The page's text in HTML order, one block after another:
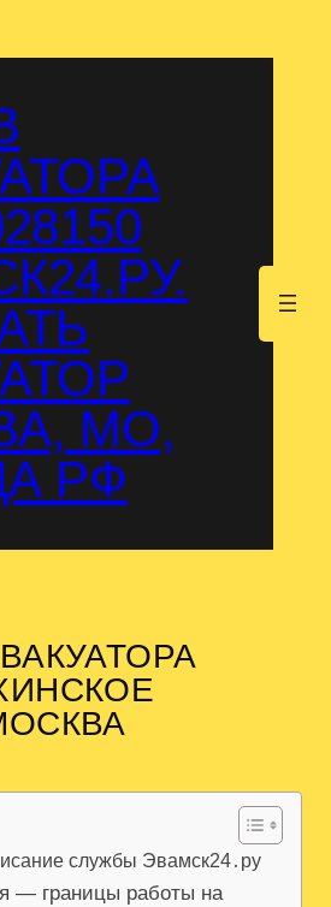
МО,
РФ
службы Эвамск24․ру
— границы работы на